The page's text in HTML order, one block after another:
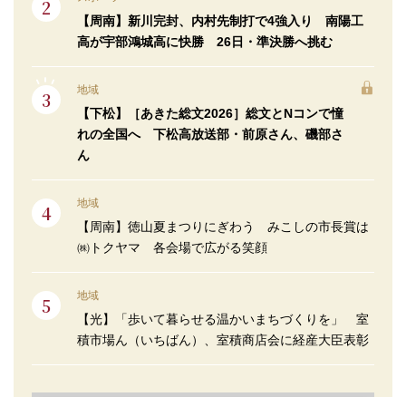
【周南】新川完封、内村先制打で4強入り 南陽工
高が宇部鴻城高に快勝 26日・準決勝へ挑む
地域
【下松】［あきた総文2026］総文とNコンで憧
れの全国へ 下松高放送部・前原さん、磯部さ
ん
地域
【周南】徳山夏まつりにぎわう みこしの市長賞は
㈱トクヤマ 各会場で広がる笑顔
地域
【光】「歩いて暮らせる温かいまちづくりを」 室
積市場ん（いちばん）、室積商店会に経産大臣表彰